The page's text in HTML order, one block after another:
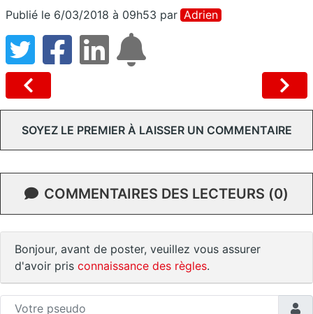
Publié le 6/03/2018 à 09h53 par Adrien
SOYEZ LE PREMIER À LAISSER UN COMMENTAIRE
COMMENTAIRES DES LECTEURS (0)
Bonjour, avant de poster, veuillez vous assurer
d'avoir pris connaissance des règles.